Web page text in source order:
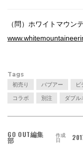
（問）ホワイトマウ
Tags
初売り バブアー ビ
コラボ 別注 ダブル
GO OUT編集
部
作成
日